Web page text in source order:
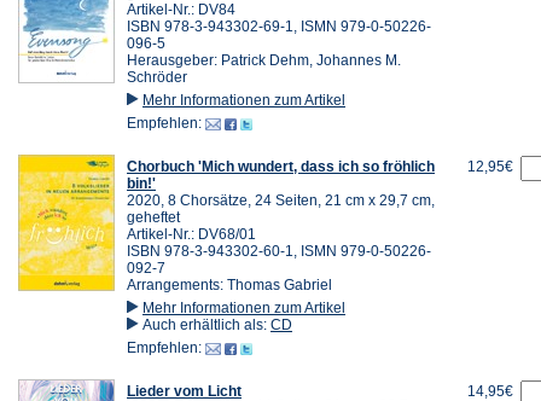
Artikel-Nr.: DV84
ISBN 978-3-943302-69-1, ISMN 979-0-50226-
096-5
Herausgeber: Patrick Dehm, Johannes M.
Schröder
Mehr Informationen zum Artikel
Empfehlen:
Chorbuch 'Mich wundert, dass ich so fröhlich
bin!'
2020, 8 Chorsätze, 24 Seiten, 21 cm x 29,7 cm,
geheftet
Artikel-Nr.: DV68/01
ISBN 978-3-943302-60-1, ISMN 979-0-50226-
092-7
Arrangements: Thomas Gabriel
Mehr Informationen zum Artikel
Auch erhältlich als: CD
Empfehlen:
12,95€
Lieder vom Licht
14,95€